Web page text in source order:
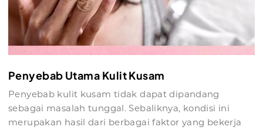
Penyebab Utama Kulit Kusam
Penyebab kulit kusam tidak dapat dipandang
sebagai masalah tunggal. Sebaliknya, kondisi ini
merupakan hasil dari berbagai faktor yang bekerja